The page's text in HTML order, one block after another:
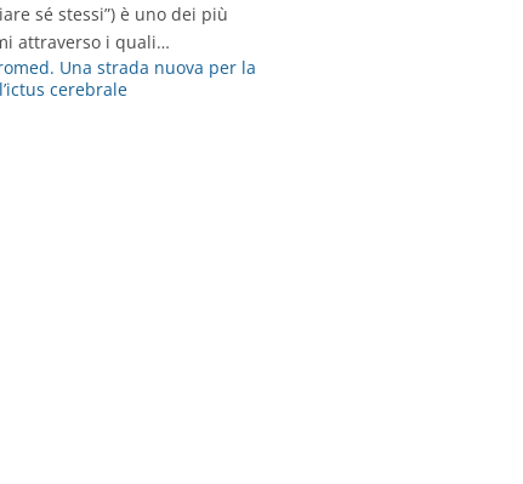
sé stessi”) è uno dei più
attraverso i quali…
Una strada nuova per la
cerebrale